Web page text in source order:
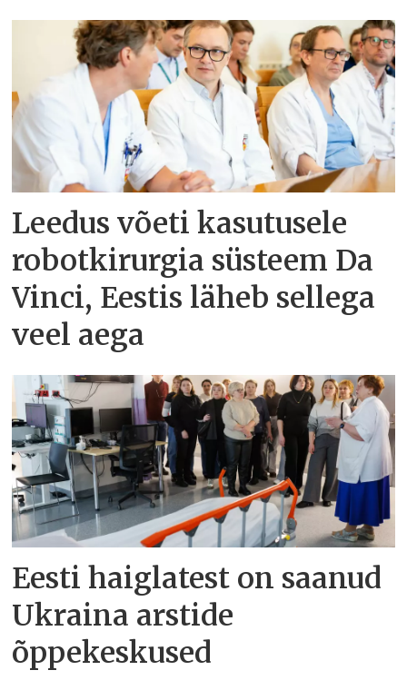
Leedus võeti kasutusele
robotkirurgia süsteem Da
Vinci, Eestis läheb sellega
veel aega
Eesti haiglatest on saanud
Ukraina arstide
õppekeskused